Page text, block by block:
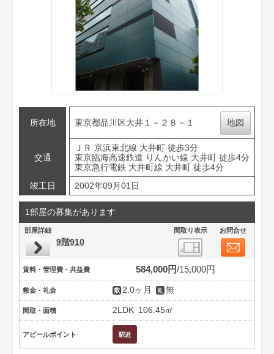
所在地 東京都品川区大井１－２８－１ 地図
交通
ＪＲ 京浜東北線 大井町 徒歩3分
東京臨海高速鉄道 りんかい線 大井町 徒歩4分
東京急行電鉄 大井町線 大井町 徒歩4分
竣工日
2002年09月01日
1部屋の募集があります
部屋詳細 間取り表示 お問合せ
9階910
賃料・管理費・共益費 584,000円 15,000円
敷金・礼金 2.0ヶ月 無
間取・面積 2LDK 106.45㎡
アピールポイント